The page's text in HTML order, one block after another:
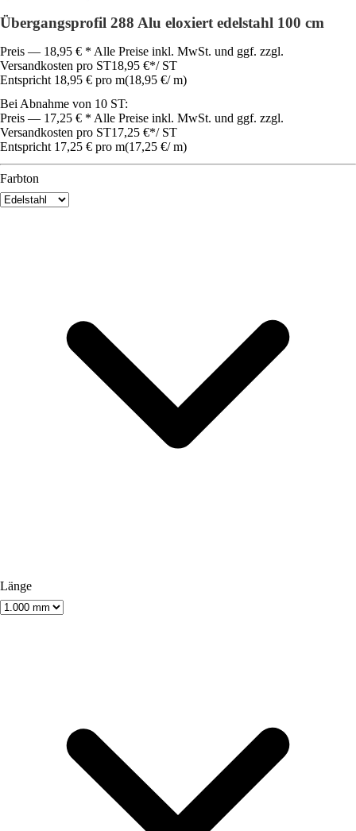
Übergangsprofil 288 Alu eloxiert edelstahl 100 cm
Preis — 18,95 € * Alle Preise inkl. MwSt. und ggf. zzgl.
Versandkosten pro ST18,95 €*/ ST
Entspricht 18,95 € pro m(18,95 €/ m)
Bei Abnahme von 10 ST:
Preis — 17,25 € * Alle Preise inkl. MwSt. und ggf. zzgl.
Versandkosten pro ST17,25 €*/ ST
Entspricht 17,25 € pro m(17,25 €/ m)
Farbton
Länge